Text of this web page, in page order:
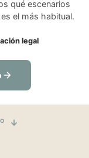
qué escenarios
el más habitual.
legal